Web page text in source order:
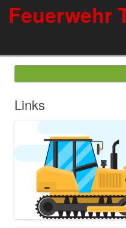
Feuerwehr
Links